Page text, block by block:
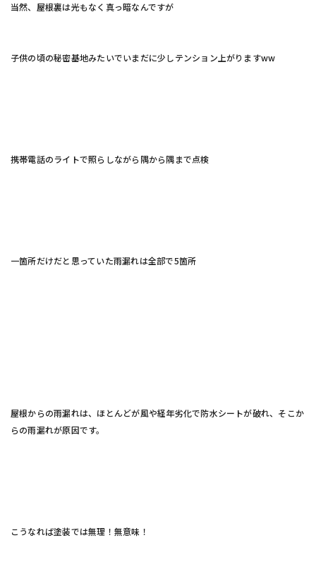
当然、屋根裏は光もなく真っ暗なんですが
子供の頃の秘密基地みたいでいまだに少しテンション上がりますww
携帯電話のライトで照らしながら隅から隅まで点検
一箇所だけだと思っていた雨漏れは全部で5箇所
屋根からの雨漏れは、ほとんどが風や経年劣化で防水シートが破れ、そこか
らの雨漏れが原因です。
こうなれば塗装では無理！無意味！